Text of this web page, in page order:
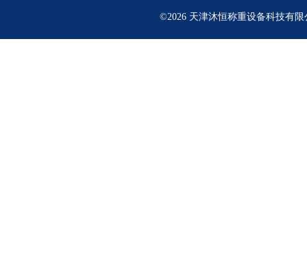
©2026 天津沐恒称重设备科技有